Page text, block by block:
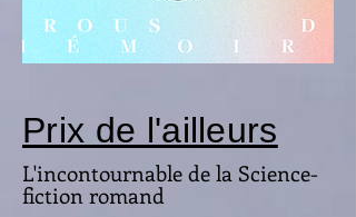
Prix de l'ailleurs
L'incontournable de la Science-
fiction romand